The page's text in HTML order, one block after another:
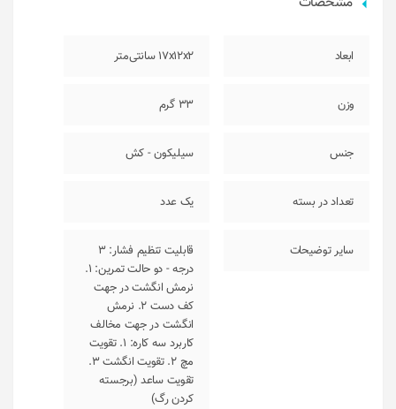
ابعاد 17x12x2 سانتی‌متر
وزن 33 گرم
جنس سیلیکون - کش
تعداد در بسته یک عدد
سایر توضیحات
قابلیت تنظیم فشار: 3
درجه - دو حالت تمرین: 1.
نرمش انگشت در جهت
کف دست 2. نرمش
انگشت در جهت مخالف
کاربرد سه کاره: 1. تقویت
مچ 2. تقویت انگشت 3.
تقویت ساعد (برجسته
کردن رگ)